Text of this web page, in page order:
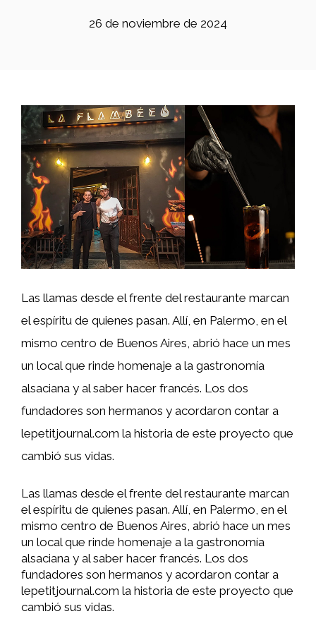
26 de noviembre de 2024
Las llamas desde el frente del restaurante marcan
el espíritu de quienes pasan. Allí, en Palermo, en el
mismo centro de Buenos Aires, abrió hace un mes
un local que rinde homenaje a la gastronomía
alsaciana y al saber hacer francés. Los dos
fundadores son hermanos y acordaron contar a
lepetitjournal.com la historia de este proyecto que
cambió sus vidas.
Las llamas desde el frente del restaurante marcan
el espíritu de quienes pasan. Allí, en Palermo, en el
mismo centro de Buenos Aires, abrió hace un mes
un local que rinde homenaje a la gastronomía
alsaciana y al saber hacer francés. Los dos
fundadores son hermanos y acordaron contar a
lepetitjournal.com la historia de este proyecto que
cambió sus vidas.